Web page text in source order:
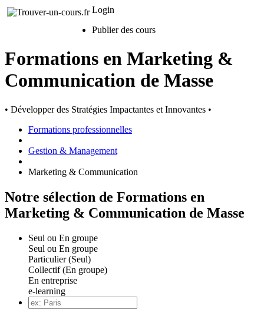
Login
Publier des cours
Formations en Marketing &
Communication de Masse
• Développer des Stratégies Impactantes et Innovantes •
Formations professionnelles
Gestion & Management
Marketing & Communication
Notre sélection de Formations en
Marketing & Communication de Masse
Seul ou En groupe
Seul ou En groupe
Particulier (Seul)
Collectif (En groupe)
En entreprise
e-learning